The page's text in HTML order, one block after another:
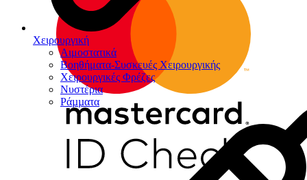
Χειρουργική
Αιμοστατικά
Βοηθήματα-Συσκευές Χειρουργικής
Χειρουργικές Φρέζες
Νυστέρια
Ράµµατα